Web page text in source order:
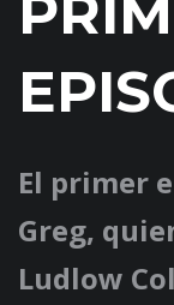
El primer
Greg,
Ludlow